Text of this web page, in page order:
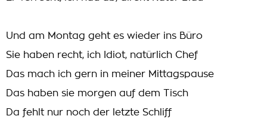
Und am Montag geht es wieder ins Büro
Sie haben recht, ich Idiot, natürlich Chef
Das mach ich gern in meiner Mittagspause
Das haben sie morgen auf dem Tisch
Da fehlt nur noch der letzte Schliff